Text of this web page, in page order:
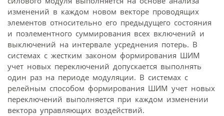
изменений в каждом новом векторе проводящих
элементов относительно его предыдущего состояния
и поэлементного суммирования всех включений и
выключений на интервале усреднения потерь. В
системах с жестким законом формирования ШИМ
учет новых переключений допускается выполнять
один раз на периоде модуляции. В системах с
релейным способом формирования ШИМ учет новых
переключений выполняется при каждом изменении
вектора управляющих воздействий.